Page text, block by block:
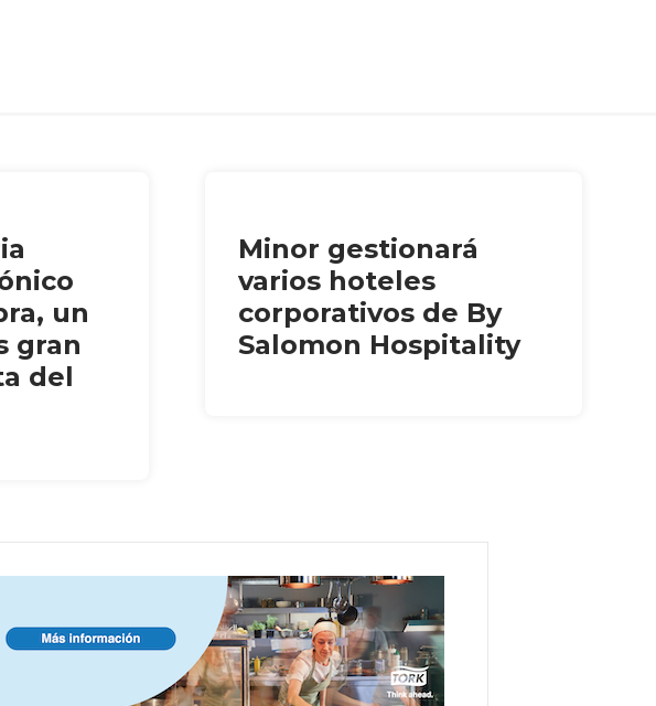
un
gran
del
Minor gestionará
varios hoteles
corporativos de By
Salomon Hospitality